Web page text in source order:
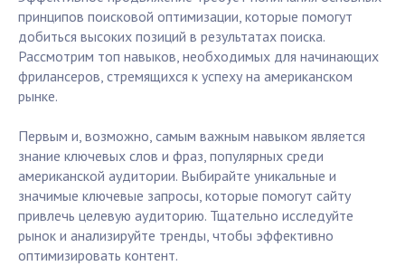
принципов поисковой оптимизации, которые помогут
добиться высоких позиций в результатах поиска.
Рассмотрим топ навыков, необходимых для начинающих
фрилансеров, стремящихся к успеху на американском
рынке.
Первым и, возможно, самым важным навыком является
знание ключевых слов и фраз, популярных среди
американской аудитории. Выбирайте уникальные и
значимые ключевые запросы, которые помогут сайту
привлечь целевую аудиторию. Тщательно исследуйте
рынок и анализируйте тренды, чтобы эффективно
оптимизировать контент.